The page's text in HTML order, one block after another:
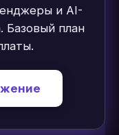
и AI-
Базовый план